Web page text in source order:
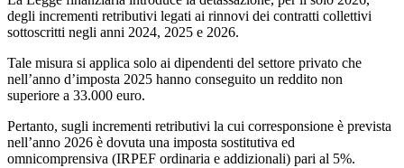
degli incrementi retributivi legati ai rinnovi dei contratti collettivi
sottoscritti negli anni 2024, 2025 e 2026.
Tale misura si applica solo ai dipendenti del settore privato che
nell’anno d’imposta 2025 hanno conseguito un reddito non
superiore a 33.000 euro.
Pertanto, sugli incrementi retributivi la cui corresponsione è prevista
nell’anno 2026 è dovuta una imposta sostitutiva ed
omnicomprensiva (IRPEF ordinaria e addizionali) pari al 5%.